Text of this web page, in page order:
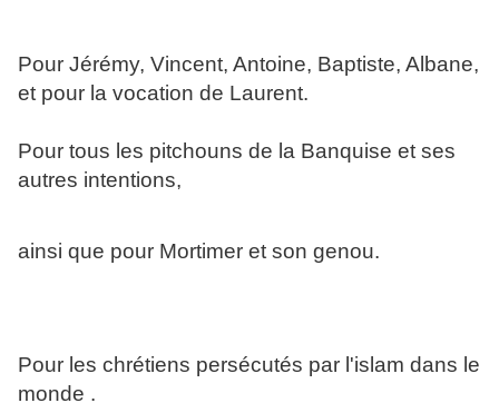
Pour Jérémy, Vincent, Antoine, Baptiste, Albane,
et pour la vocation de Laurent.
Pour tous les pitchouns de la Banquise et ses
autres intentions,
ainsi que pour Mortimer et son genou.
Pour les chrétiens persécutés par l'islam dans le
monde .